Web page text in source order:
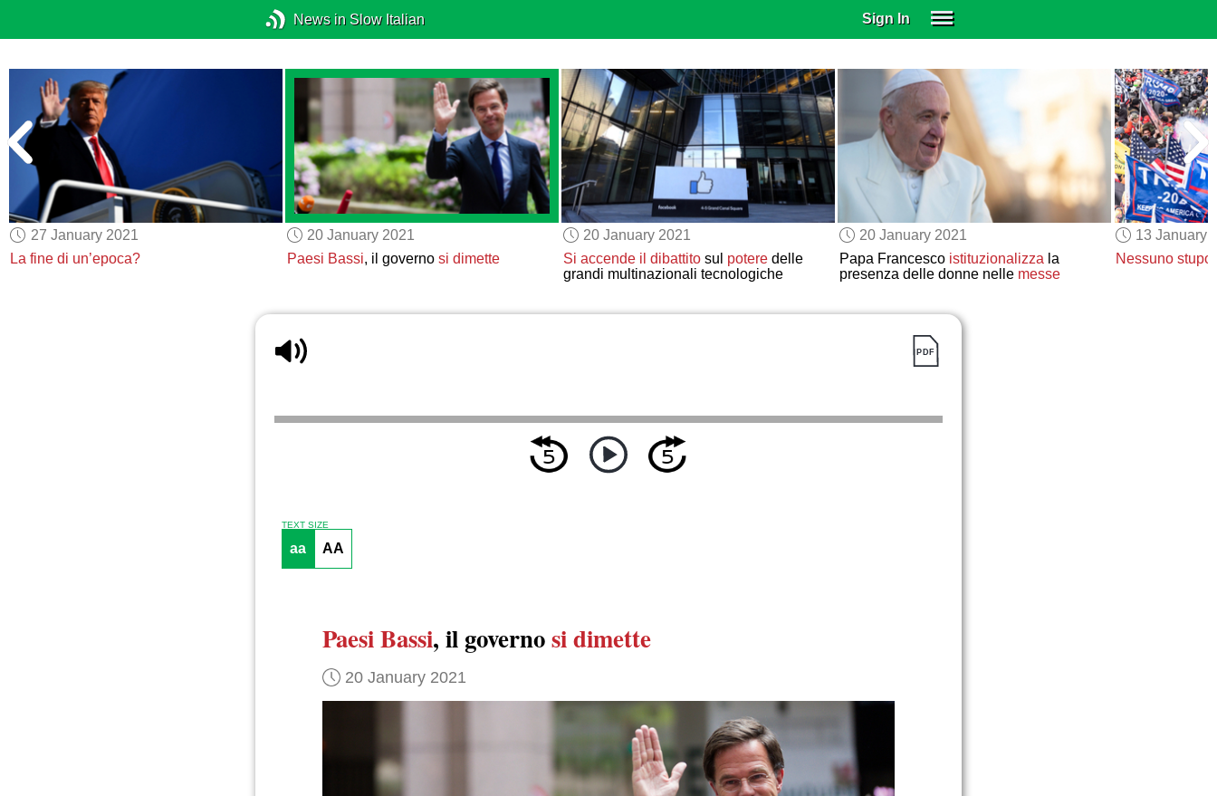
News in Slow Italian Sign In
EDUCATIONAL LICENSES
GIFT CARDS
OTHER LANGUAGES
ABOUT US
ALEXA
ADJUST COLORS
27 January 2021
La fine di un’epoca?
20 January 2021
Paesi Bassi, il governo si dimette
20 January 2021
Si accende il dibattitosul poteredelle
grandi multinazionali tecnologiche
20 January 2021
Papa Francesco istituzionalizzala
presenza delle donne nelle messe
13 January
Nessuno
TEXT SIZE
aa AA
Paesi Bassi, il governosi dimette
20 January 2021